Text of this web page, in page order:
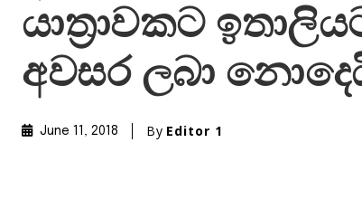
යාත්‍රාවකට
අවසර ලබා
June 11, 2018 By Editor 1